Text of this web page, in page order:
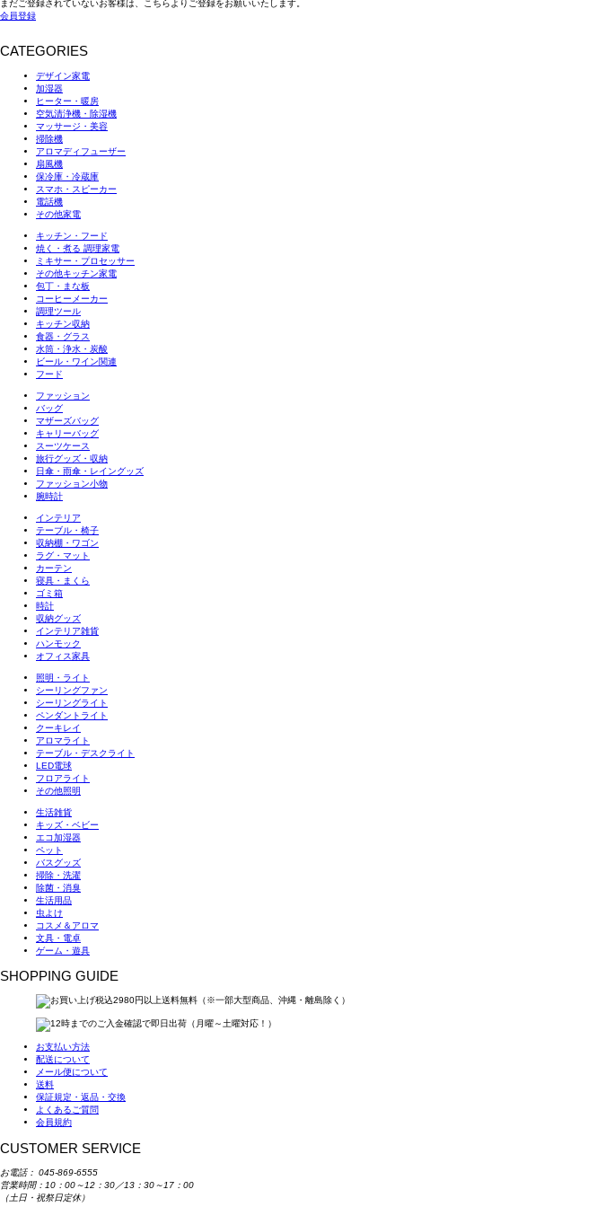
まだご登録されていないお客様は、こちらよりご登録をお願いいたします。
会員登録
CATEGORIES
デザイン家電
加湿器
ヒーター・暖房
空気清浄機・除湿機
マッサージ・美容
掃除機
アロマディフューザー
扇風機
保冷庫・冷蔵庫
スマホ・スピーカー
電話機
その他家電
キッチン・フード
焼く・煮る 調理家電
ミキサー・プロセッサー
その他キッチン家電
包丁・まな板
コーヒーメーカー
調理ツール
キッチン収納
食器・グラス
水筒・浄水・炭酸
ビール・ワイン関連
フード
ファッション
バッグ
マザーズバッグ
キャリーバッグ
スーツケース
旅行グッズ・収納
日傘・雨傘・レイングッズ
ファッション小物
腕時計
インテリア
テーブル・椅子
収納棚・ワゴン
ラグ・マット
カーテン
寝具・まくら
ゴミ箱
時計
収納グッズ
インテリア雑貨
ハンモック
オフィス家具
照明・ライト
シーリングファン
シーリングライト
ペンダントライト
クーキレイ
アロマライト
テーブル・デスクライト
LED電球
フロアライト
その他照明
生活雑貨
キッズ・ベビー
エコ加湿器
ペット
バスグッズ
掃除・洗濯
除菌・消臭
生活用品
虫よけ
コスメ＆アロマ
文具・電卓
ゲーム・遊具
SHOPPING GUIDE
お支払い方法
配送について
メール便について
送料
保証規定・返品・交換
よくあるご質問
会員規約
CUSTOMER SERVICE
お電話： 045-869-6555
営業時間：10：00～12：30／13：30～17：00
（土日・祝祭日定休）